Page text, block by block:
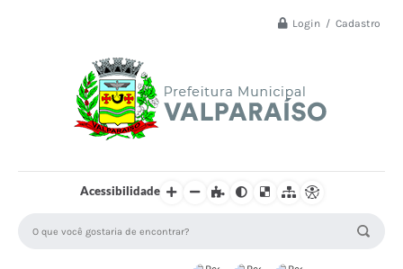
Login / Cadastro
Acessibilidade